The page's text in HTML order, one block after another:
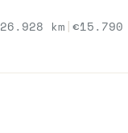
26.928 km |€15.790